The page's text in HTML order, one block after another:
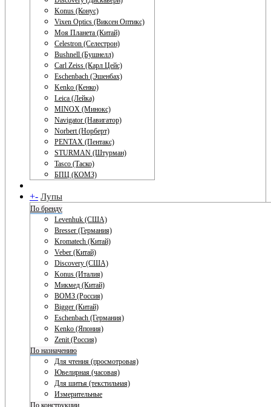
Konus (Конус)
Vixen Optics (Виксен Оптикс)
Моя Планета (Китай)
Celestron (Селестрон)
Bushnell (Бушнелл)
Carl Zeiss (Карл Цейс)
Eschenbach (Эшенбах)
Kenko (Кенко)
Leica (Лейка)
MINOX (Минокс)
Navigator (Навигатор)
Norbert (Норберт)
PENTAX (Пентакс)
STURMAN (Штурман)
Tasco (Таско)
БПЦ (КОМЗ)
+- Лупы
По бренду
Levenhuk (США)
Bresser (Германия)
Kromatech (Китай)
Veber (Китай)
Discovery (США)
Konus (Италия)
Микмед (Китай)
ВОМЗ (Россия)
Bigger (Китай)
Eschenbach (Германия)
Kenko (Япония)
Zenit (Россия)
По назначению
Для чтения (просмотровая)
Ювелирная (часовая)
Для шитья (текстильная)
Измерительные
По конструкции